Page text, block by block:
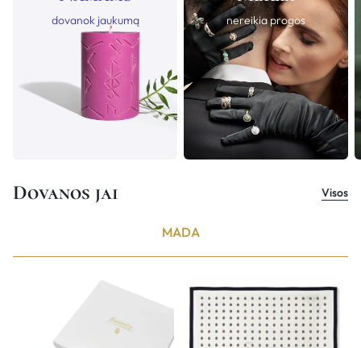
dovanok jaukumą nereikia progos
Dovanos jai Visos
MADA